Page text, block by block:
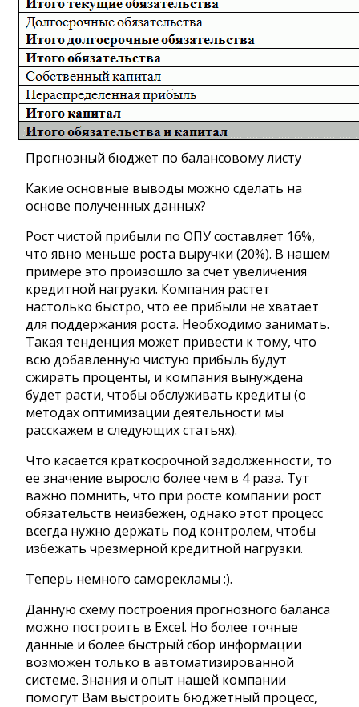
Прогнозный бюджет по балансовому листу
Какие основные выводы можно сделать на
основе полученных данных?
Рост чистой прибыли по ОПУ составляет 16%,
что явно меньше роста выручки (20%). В нашем
примере это произошло за счет увеличения
кредитной нагрузки. Компания растет
настолько быстро, что ее прибыли не хватает
для поддержания роста. Необходимо занимать.
Такая тенденция может привести к тому, что
всю добавленную чистую прибыль будут
сжирать проценты, и компания вынуждена
будет расти, чтобы обслуживать кредиты (о
методах оптимизации деятельности мы
расскажем в следующих статьях).
Что касается краткосрочной задолженности, то
ее значение выросло более чем в 4 раза. Тут
важно помнить, что при росте компании рост
обязательств неизбежен, однако этот процесс
всегда нужно держать под контролем, чтобы
избежать чрезмерной кредитной нагрузки.
Теперь немного саморекламы :).
Данную схему построения прогнозного баланса
можно построить в Excel. Но более точные
данные и более быстрый сбор информации
возможен только в автоматизированной
системе. Знания и опыт нашей компании
помогут Вам выстроить бюджетный процесс,